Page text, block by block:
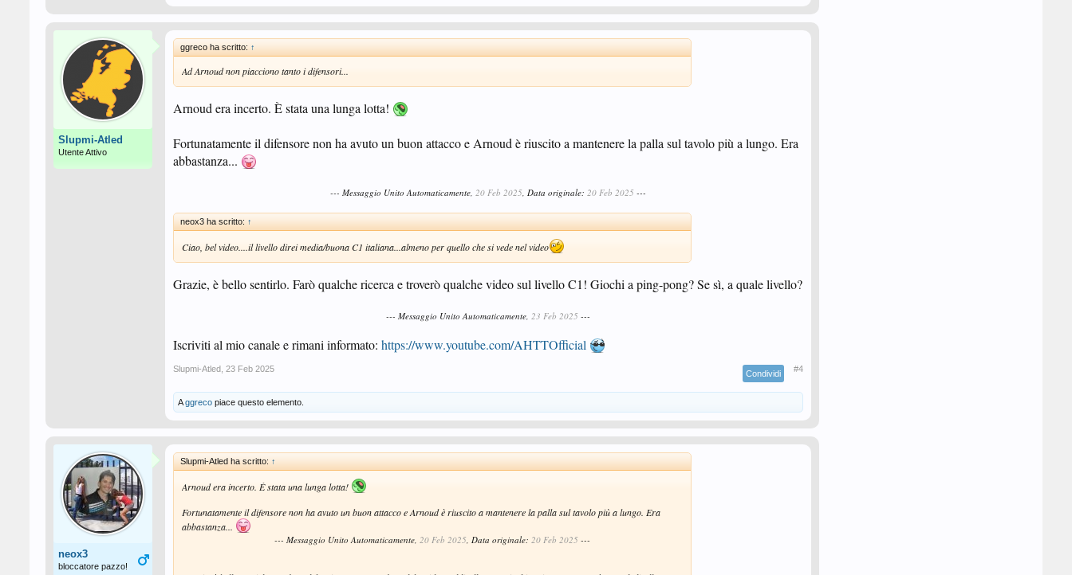
Slupmi-Atled
Utente Attivo
ggreco ha scritto: ↑
Ad Arnoud non piacciono tanto i difensori...
Arnoud era incerto. È stata una lunga lotta!
Fortunatamente il difensore non ha avuto un buon attacco e Arnoud è riuscito a mantenere la palla sul tavolo più a lungo. Era
abbastanza...
--- Messaggio Unito Automaticamente, 20 Feb 2025, Data originale: 20 Feb 2025 ---
neox3 ha scritto: ↑
Ciao, bel video....il livello direi media/buona C1 italiana...almeno per quello che si vede nel video
Grazie, è bello sentirlo. Farò qualche ricerca e troverò qualche video sul livello C1! Giochi a ping-pong? Se sì, a quale livello?
--- Messaggio Unito Automaticamente, 23 Feb 2025 ---
Iscriviti al mio canale e rimani informato: https://www.youtube.com/AHTTOfficial
Slupmi-Atled 23 Feb 2025 Condividi #4
Aggreco piace questo elemento.
neox3
bloccatore pazzo!
Slupmi-Atled ha scritto: ↑
Arnoud era incerto. È stata una lunga lotta!
Fortunatamente il difensore non ha avuto un buon attacco e Arnoud è riuscito a mantenere la palla sul tavolo più a lungo. Era
abbastanza...
--- Messaggio Unito Automaticamente, 20 Feb 2025, Data originale: 20 Feb 2025 ---